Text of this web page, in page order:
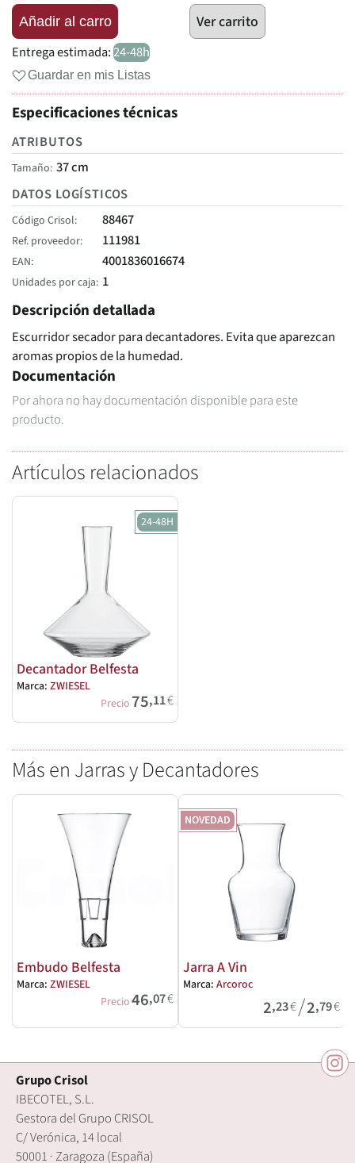
Añadir al carro Ver carrito
Entrega estimada:24-48h
Guardar en mis Listas
Especificaciones técnicas
ATRIBUTOS
Tamaño 37 cm
DATOS LOGÍSTICOS
Código Crisol 88467
Ref. proveedor 111981
EAN 4001836016674
Unidades por caja 1
Descripción detallada
Escurridor secador para decantadores. Evita que aparezcan
aromas propios de la humedad.
Documentación
Por ahora no hay documentación disponible para este
producto.
Artículos relacionados
24-48H
Decantador Belfesta
Marca: ZWIESEL
Precio 75,11€
Más en Jarras y Decantadores
Embudo Belfesta
Marca: ZWIESEL
Precio46,07€
NOVEDAD
Jarra A Vin
Marca: Arcoroc
2,23€/2,79€
Grupo Crisol
IBECOTEL, S.L.
Gestora del Grupo CRISOL
C/ Verónica, 14 local
50001 · Zaragoza (España)